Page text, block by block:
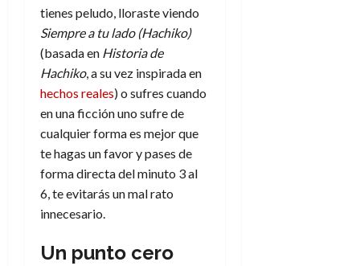
tienes peludo, lloraste viendo
Siempre a tu lado (Hachiko)
(basada en Historia de
Hachiko, a su vez inspirada en
hechos reales) o sufres cuando
en una ficción uno sufre de
cualquier forma es mejor que
te hagas un favor y pases de
forma directa del minuto 3 al
6, te evitarás un mal rato
innecesario.
Un punto cero